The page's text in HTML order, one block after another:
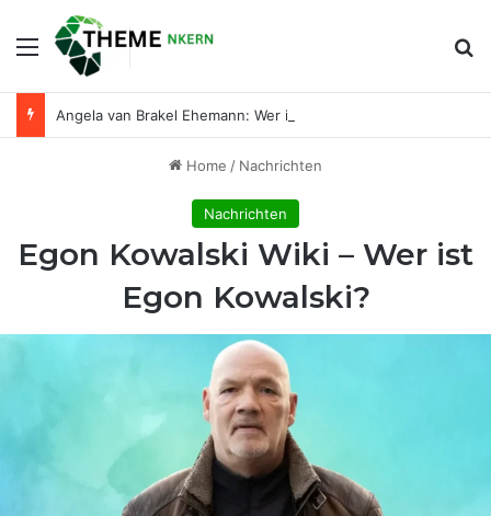
Menu
Home / Nachrichten
Nachrichten
Egon Kowalski Wiki – Wer ist
Egon Kowalski?